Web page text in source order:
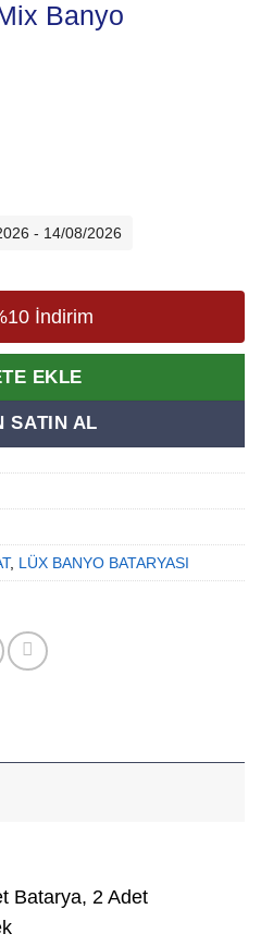
Banyo
- 14/08/2026
İndirim
EKLE
SATIN AL
, LÜX BANYO BATARYASI
Batarya, 2 Adet